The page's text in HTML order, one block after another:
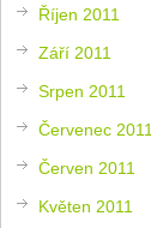
Říjen 2011
Září 2011
Srpen 2011
Červenec 2011
Červen 2011
Květen 2011